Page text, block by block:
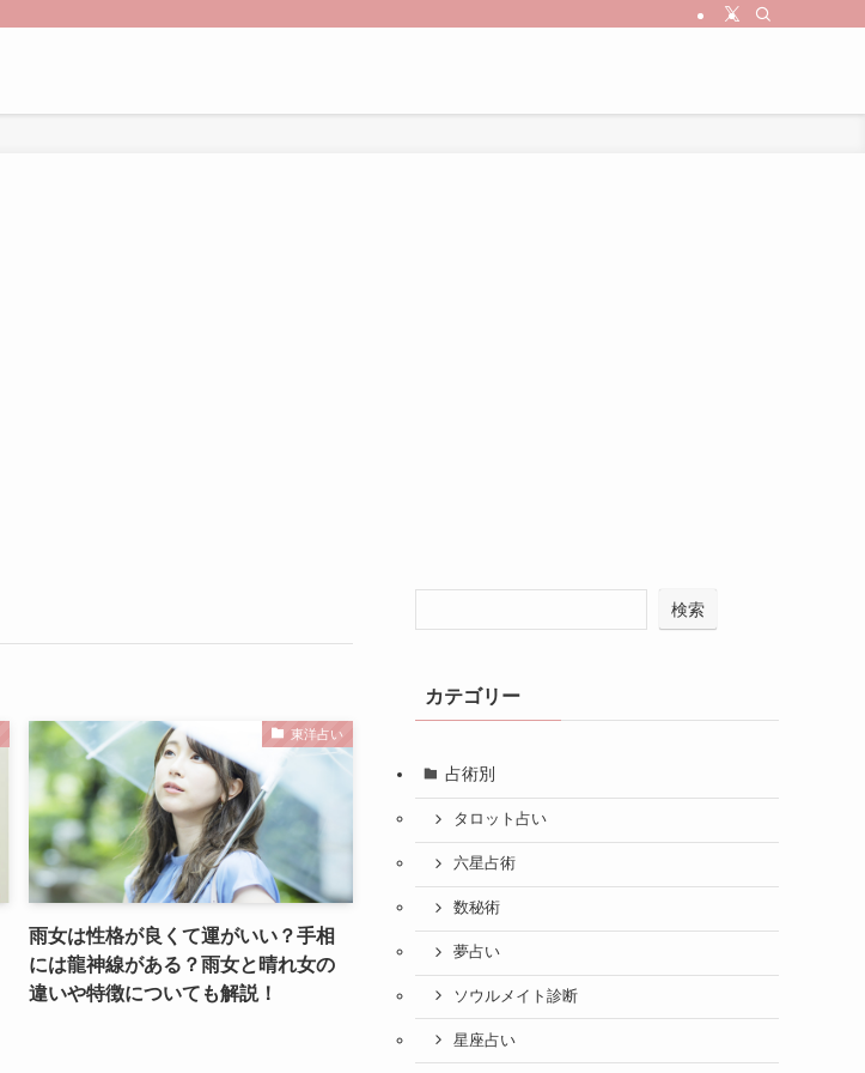
東洋占い
雨女は性格が良くて運がいい？手相
には龍神線がある？雨女と晴れ女の
違いや特徴についても解説！
検索
カテゴリー
占術別
タロット占い
六星占術
数秘術
夢占い
ソウルメイト診断
星座占い